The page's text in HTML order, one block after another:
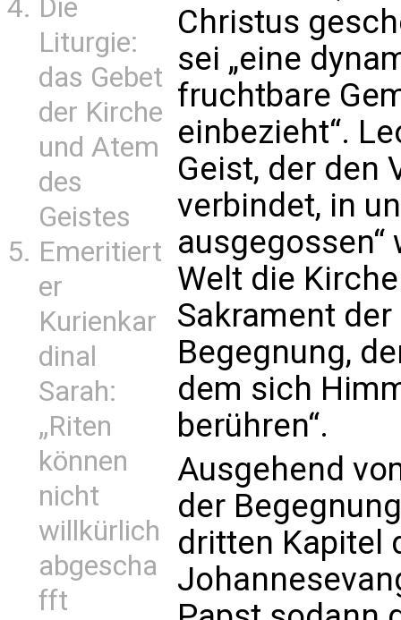
Die
Liturgie:
das Gebet
der Kirche
und Atem
des
Geistes
Emeritiert
er
Kurienkar
dinal
Sarah:
„Riten
können
nicht
willkürlich
abgescha
fft
Christus
sei „eine
fruchtbare
einbezieht“.
Geist, der den
verbindet, in
Welt die
Sakrament
Begegnung,
dem sich
berühren“.
Ausgehend
der
dritten Kapitel